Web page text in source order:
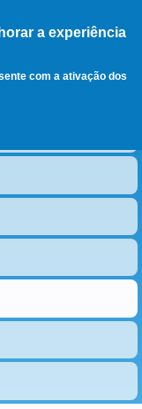
a experiência
com a ativação dos
, ir para a
página principal